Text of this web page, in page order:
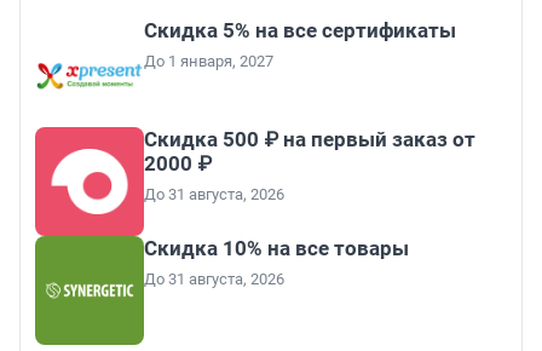
Скидка 5% на все сертификаты
До 1 января, 2027
Скидка 500 ₽ на первый заказ от
2000 ₽
До 31 августа, 2026
Скидка 10% на все товары
До 31 августа, 2026